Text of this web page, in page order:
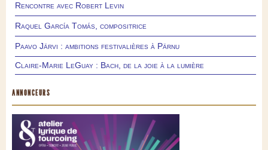
Rencontre avec Robert Levin
Raquel García Tomás, compositrice
Paavo Järvi : ambitions festivalières à Pärnu
Claire-Marie LeGuay : Bach, de la joie à la lumière
ANNONCEURS